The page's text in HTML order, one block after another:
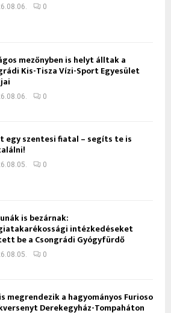
0
mezőnyben is helyt álltak a
Kis-Tisza Vízi-Sport Egyesület
0
egy szentesi fiatal – segíts te is
0
is bezárnak:
intézkedéseket
be a Csongrádi Gyógyfürdő
0
megrendezik a hagyományos Furioso
Derekegyház-Tompaháton